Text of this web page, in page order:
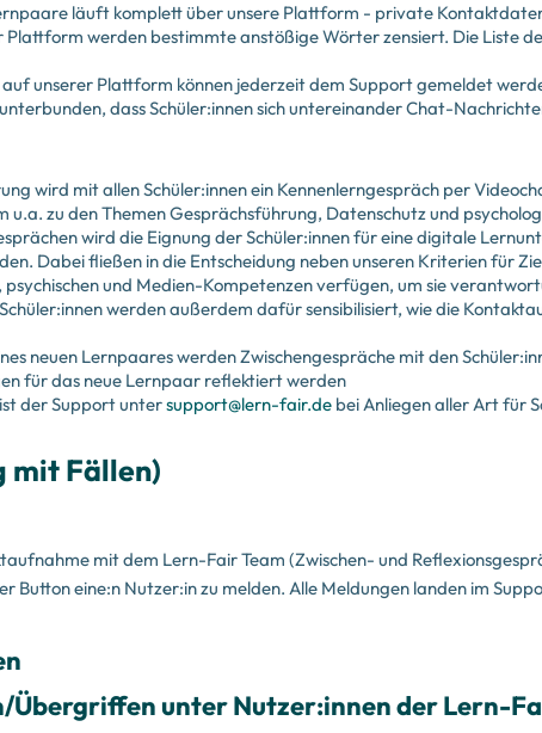
läuft komplett über unsere Plattform - private
Plattform werden bestimmte anstößige Wörter zensiert. Die Liste
unserer Plattform können jederzeit dem Support gemeldet
dass Schüler:innen sich untereinander Chat-
wird mit allen Schüler:innen ein Kennenlerngespräch per
zu den Themen Gesprächsführung, Datenschutz und
wird die Eignung der Schüler:innen für eine digitale
Dabei fließen in die Entscheidung neben unseren Kriterien für
psychischen und Medien-Kompetenzen verfügen, um sie
werden außerdem dafür sensibilisiert, wie die
neuen Lernpaares werden Zwischengespräche mit den
für das neue Lernpaar reflektiert werden
der Support untersupport@lern-fair.de bei Anliegen aller Art für
mit Fällen)
mit dem Lern-Fair Team (Zwischen- und
Button eine:n Nutzer:in zu melden. Alle Meldungen landen im
Übergriffen unter Nutzer:innen der Lern-